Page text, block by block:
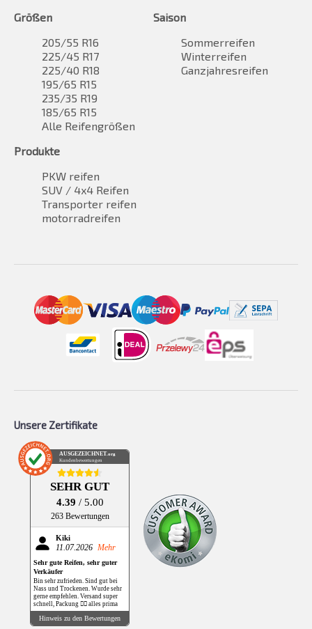
Größen
205/55 R16
225/45 R17
225/40 R18
195/65 R15
235/35 R19
185/65 R15
Alle Reifengrößen
Saison
Sommerreifen
Winterreifen
Ganzjahresreifen
Produkte
PKW reifen
SUV / 4x4 Reifen
Transporter reifen
motorradreifen
Unsere Zertifikate
AUSGEZEICHNET .org
Kundenbewertungen
SEHR GUT
4.39 / 5.00
263 Bewertungen
Kiki
11.07.2026 Mehr
Sehr gute Reifen, sehr guter
Verkäufer
Bin sehr zufrieden. Sind gut bei
Nass und Trockenen. Wurde sehr
gerne empfehlen. Versand super
schnell, Packung 👌🏻 alles prima
Hinweis zu den Bewertungen